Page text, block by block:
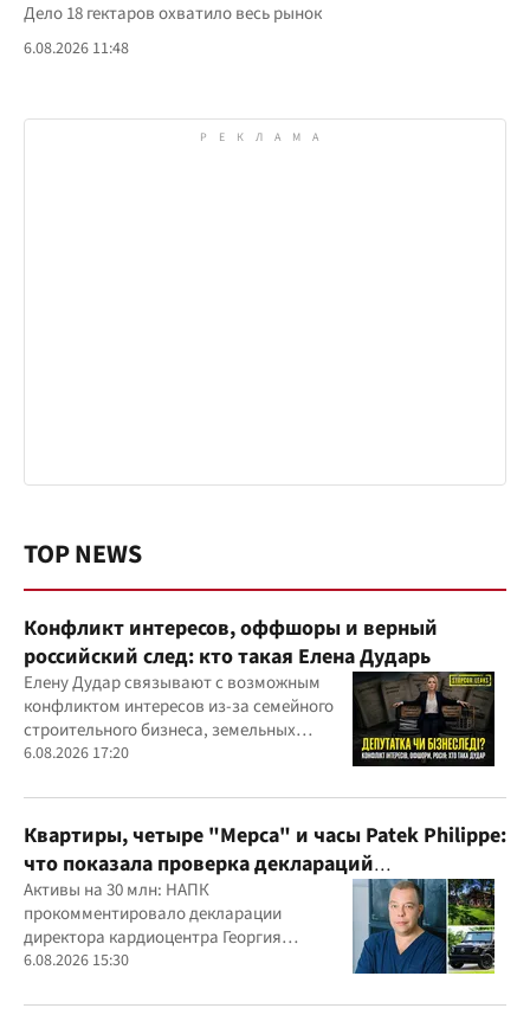
Дело 18 гектаров охватило весь рынок
6.08.2026 11:48
TOP NEWS
Конфликт интересов, оффшоры и верный
российский след: кто такая Елена Дударь
Елену Дудар связывают с возможным
конфликтом интересов из-за семейного
строительного бизнеса, земельных
скандалов, судебных дел
6.08.2026 17:20
Квартиры, четыре "Мерса" и часы Patek Philippe:
что показала проверка деклараций
руководителя детского кардиоцентра
Маньковского и что говорит НАПК?
Активы на 30 млн: НАПК
прокомментировало декларации
директора кардиоцентра Георгия
Маньковского
6.08.2026 15:30